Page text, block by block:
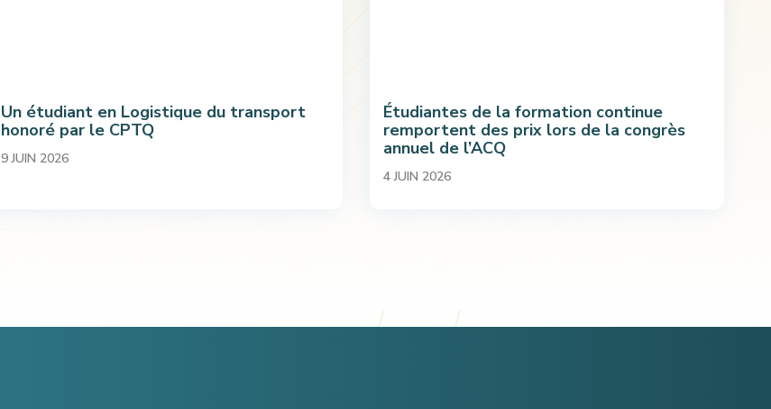
Un étudiant en Logistique du transport
honoré par le CPTQ
9 JUIN 2026
Étudiantes de la formation continue
remportent des prix lors de la congrès
annuel de l’ACQ
4 JUIN 2026